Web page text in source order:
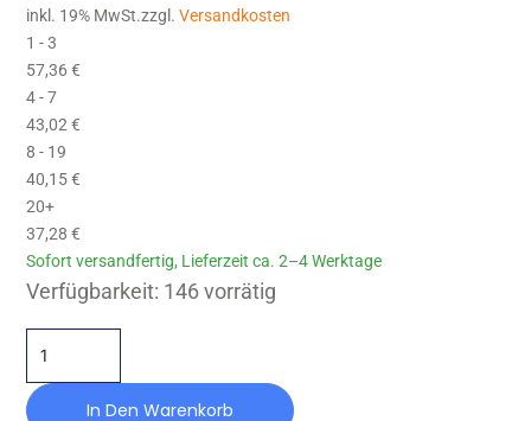
inkl. 19% MwSt.zzgl.Versandkosten
1 - 3
57,36€
4 - 7
43,02€
8 - 19
40,15€
20+
37,28€
Sofort versandfertig, Lieferzeit ca. 2–4 Werktage
Verfügbarkeit: 146 vorrätig
EF-DE-090X300-M12-ELOX Menge
In Den Warenkorb